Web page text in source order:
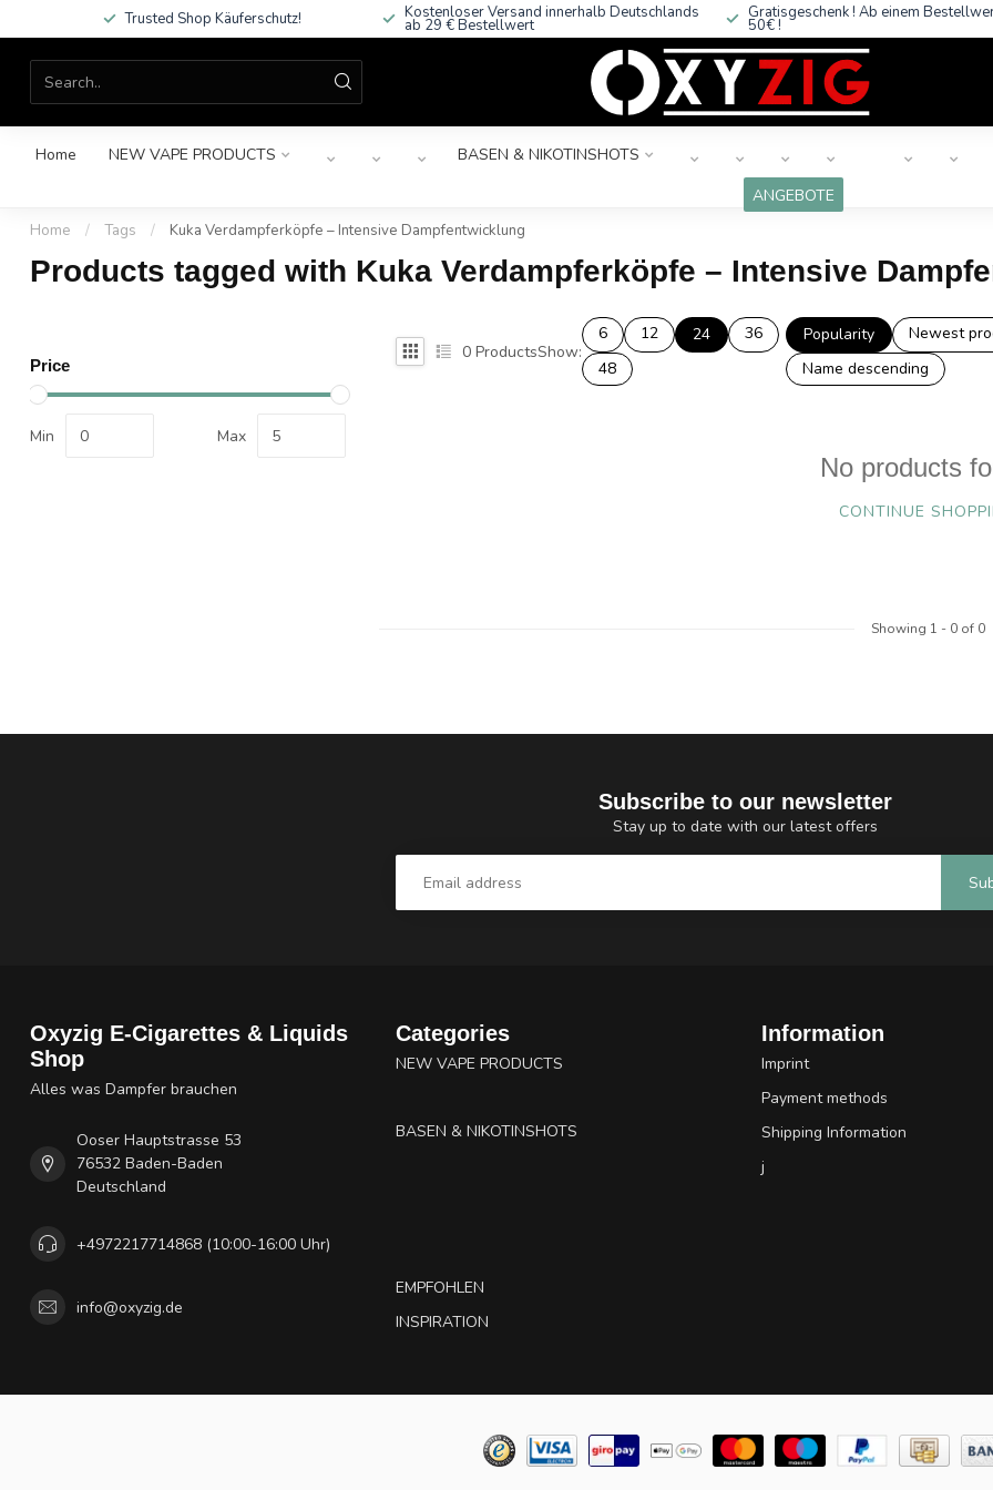
Trusted Shop Käuferschutz! Kostenloser Versand innerhalb Deutschlands
ab 29 € Bestellwert
Gratisgeschenk ! Ab einem
50€ !
Home NEW VAPE PRODUCTS BASEN & NIKOTINSHOTS
ANGEBOTE
Home / Tags / Kuka Verdampferköpfe – Intensive Dampfentwicklung
Products tagged with Kuka Verdampferköpfe – Intensive
Price
Min Max
0 ProductsShow:
6 12 24
36
48
Popularity Newest
Name descending
No products
CONTINUE
Showing 1 - 0of 0
Subscribe to our newsletter
Stay up to date with our latest offers
Oxyzig E-Cigarettes & Liquids
Shop
Alles was Dampfer brauchen
Ooser Hauptstrasse 53
76532 Baden-Baden
Deutschland
+4972217714868 (10:00-16:00 Uhr)
info@oxyzig.de
Categories
NEW VAPE PRODUCTS
BASEN & NIKOTINSHOTS
EMPFOHLEN
INSPIRATION
Information
Imprint
Payment methods
Shipping Information
j